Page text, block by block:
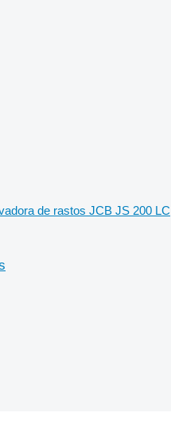
de rastos JCB JS 200 LC